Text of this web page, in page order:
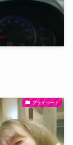
プライベート